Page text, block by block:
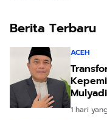
Berita Terbaru
ACEH
1 hari